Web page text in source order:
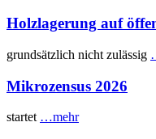
Holzlagerung auf
grundsätzlich nicht zulässig
Mikrozensus 2026
startet …mehr